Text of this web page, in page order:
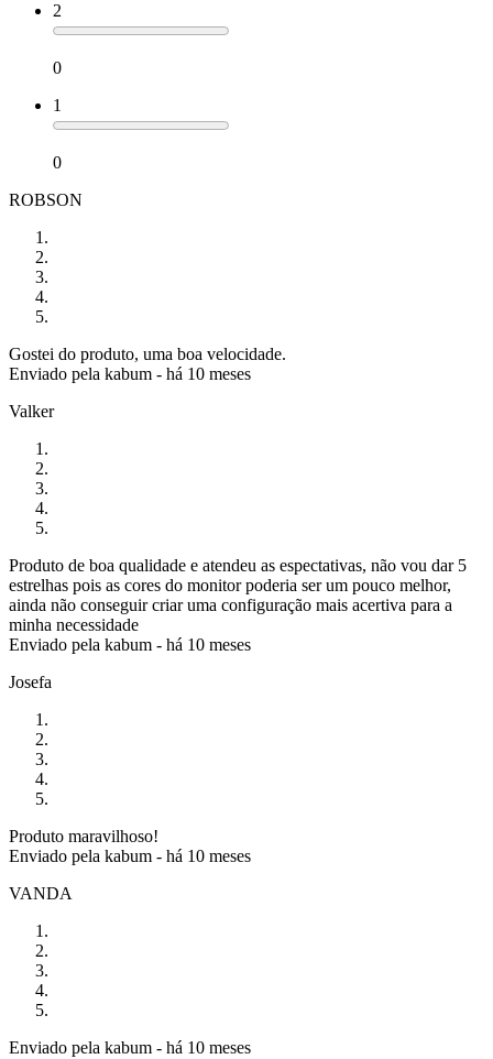
2
0
1
0
ROBSON
Gostei do produto, uma boa velocidade.
Enviado pela kabum - há 10 meses
Valker
Produto de boa qualidade e atendeu as espectativas, não vou dar 5
estrelhas pois as cores do monitor poderia ser um pouco melhor,
ainda não conseguir criar uma configuração mais acertiva para a
minha necessidade
Enviado pela kabum - há 10 meses
Josefa
Produto maravilhoso!
Enviado pela kabum - há 10 meses
VANDA
Enviado pela kabum - há 10 meses